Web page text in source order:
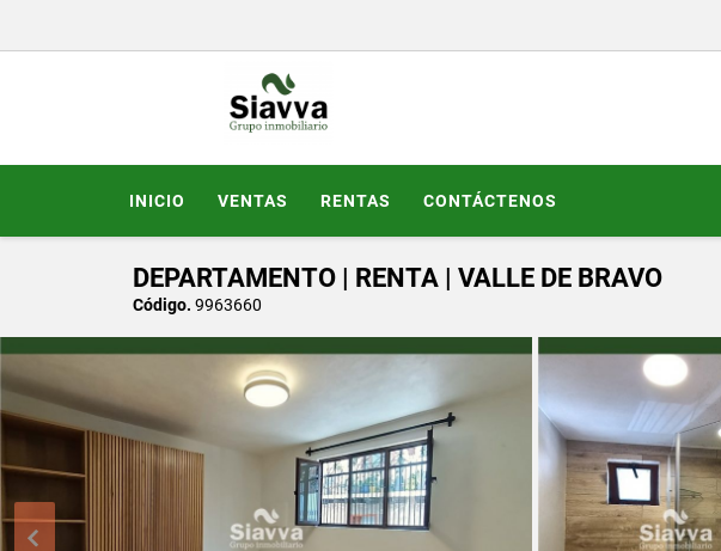
INICIO VENTAS RENTAS CONTÁCTENOS
DEPARTAMENTO | RENTA | VALLE DE BRAVO
Código. 9963660